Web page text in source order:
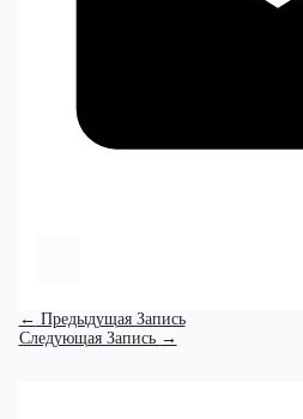
← Предыдущая Запись
Следующая Запись →